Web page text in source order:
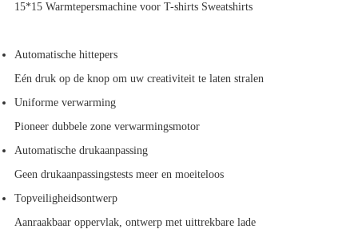
15*15 Warmtepersmachine voor T-shirts Sweatshirts
Automatische hittepers
Eén druk op de knop om uw creativiteit te laten stralen
Uniforme verwarming
Pioneer dubbele zone verwarmingsmotor
Automatische drukaanpassing
Geen drukaanpassingstests meer en moeiteloos
Topveiligheidsontwerp
Aanraakbaar oppervlak, ontwerp met uittrekbare lade